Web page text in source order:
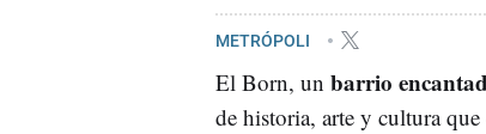
RECOMENDACIONES
METRÓPOLI
El Born, un barrio
de historia, arte y cultura